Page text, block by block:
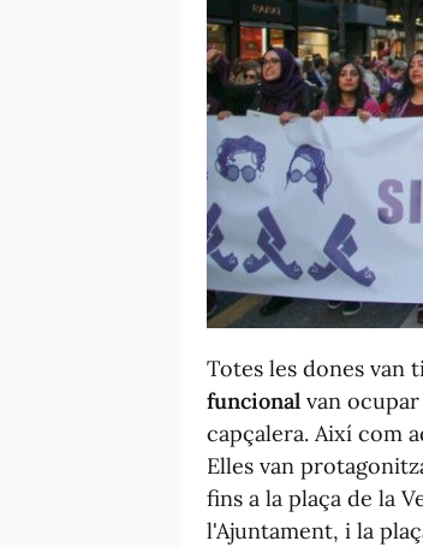
Totes les dones van
funcional van
capçalera. Així com
Elles van
fins a la plaça de la
l'Ajuntament, i la